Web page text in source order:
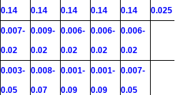
0.14
0.14
0.14
0.14
0.14
0.025
0.007-
0.02
0.009-
0.02
0.006-
0.02
0.006-
0.02
0.006-
0.02
0.003-
0.05
0.008-
0.07
0.001-
0.09
0.001-
0.09
0.007-
0.05